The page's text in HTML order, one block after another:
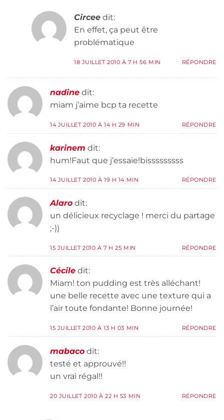
Circee dit:
En effet, ça peut être
problématique
18 JUILLET 2010 À 7 H 56 MIN RÉPONDRE
nadine dit:
miam j’aime bcp ta recette
14 JUILLET 2010 À 14 H 29 MIN RÉPONDRE
karinem dit:
hum!Faut que j’essaie!bisssssssss
14 JUILLET 2010 À 19 H 14 MIN RÉPONDRE
Alaro dit:
un délicieux recyclage ! merci du partage
;-))
15 JUILLET 2010 À 7 H 25 MIN RÉPONDRE
Cécile dit:
Miam! ton pudding est très alléchant!
une belle recette avec une texture qui a
l’air toute fondante! Bonne journée!
15 JUILLET 2010 À 13 H 03 MIN RÉPONDRE
mabaco dit:
testé et approuvé!!
un vrai régal!!
20 JUILLET 2010 À 22 H 53 MIN RÉPONDRE